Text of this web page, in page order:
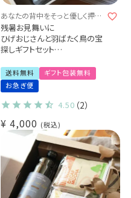
あなたの背中をそっと優しく押し
てくれる1杯となりますように
残暑お見舞いに
ひげおじさんと羽ばたく鳥の宝
探しギフトセット
コーヒー2種
詰め合わせギフトセット
カリビアントレジャーブレンド
マンボビピ ヨウソロー (dl)
送料無料
ギフト包装無料
お急ぎ便
4.50 （2）
¥ 4,000 税込